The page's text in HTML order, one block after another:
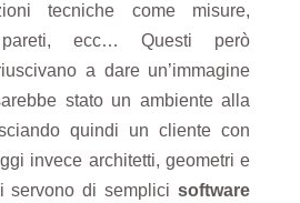
tecniche come misure,
ecc… Questi però
a dare un’immagine
stato un ambiente alla
quindi un cliente con
invece architetti, geometri e
servono di semplicisoftware